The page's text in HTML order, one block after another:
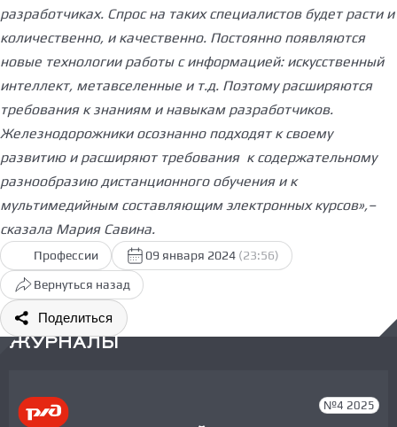
разработчиках. Спрос на таких специалистов будет расти и
количественно, и качественно. Постоянно появляются
новые технологии работы с информацией: искусственный
интеллект, метавселенные и т.д. Поэтому расширяются
требования к знаниям и навыкам разработчиков.
Железнодорожники осознанно подходят к своему
развитию и расширяют требования к содержательному
разнообразию дистанционного обучения и к
мультимедийным составляющим электронных курсов»,–
сказала Мария Савина.
Профессии 09 января 2024 (23:56)
Вернуться назад
Поделиться
ЖУРНАЛЫ
№4 2025